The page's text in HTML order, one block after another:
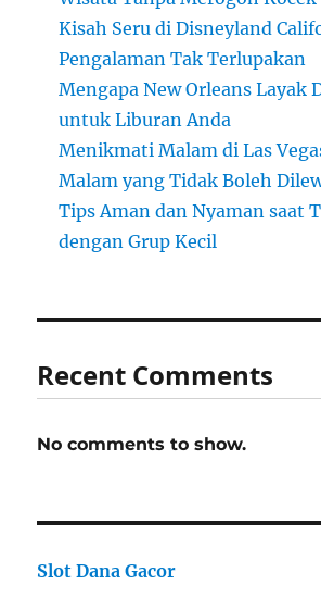
Kisah Seru di Disneyland
Pengalaman Tak Terlupakan
Mengapa New Orleans Layak
untuk Liburan Anda
Menikmati Malam di Las
Malam yang Tidak Boleh
Tips Aman dan Nyaman saat
dengan Grup Kecil
Recent Comments
No comments to show.
Slot Dana Gacor